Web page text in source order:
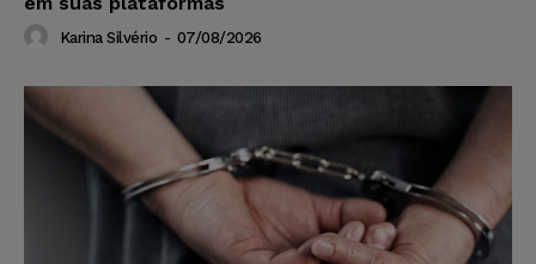
Karina Silvério - 07/08/2026